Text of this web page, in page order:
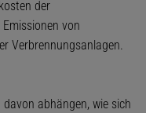
der
von
Verbrennungsanlagen.
abhängen, wie sich